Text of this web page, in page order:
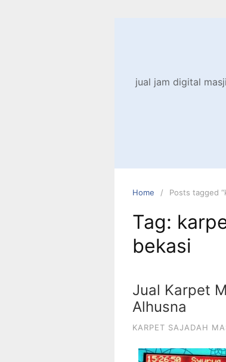
jual jam digital
Home Posts tagged
Tag:
bekasi
Jual Karpet
Alhusna
KARPET SAJADAH